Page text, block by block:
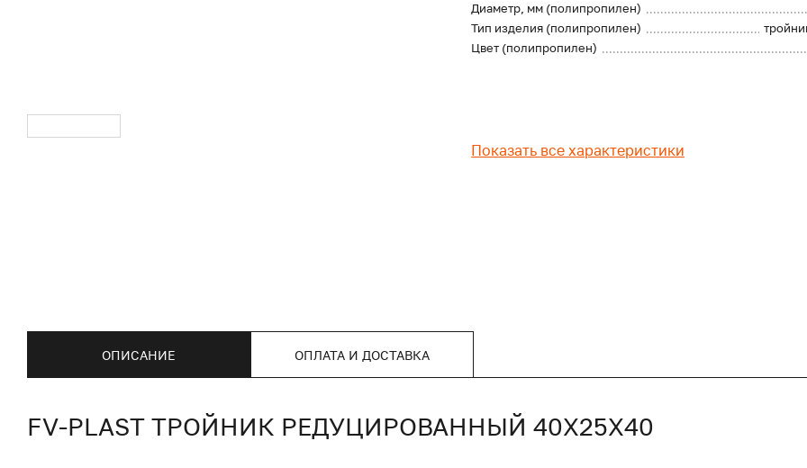
Диаметр, мм (полипропилен)
Тип изделия (полипропилен)
Цвет (полипропилен)
Показать все характеристики
ОПИСАНИЕ ОПЛАТА И ДОСТАВКА
FV-PLAST ТРОЙНИК РЕДУЦИРОВАННЫЙ 40Х25Х40